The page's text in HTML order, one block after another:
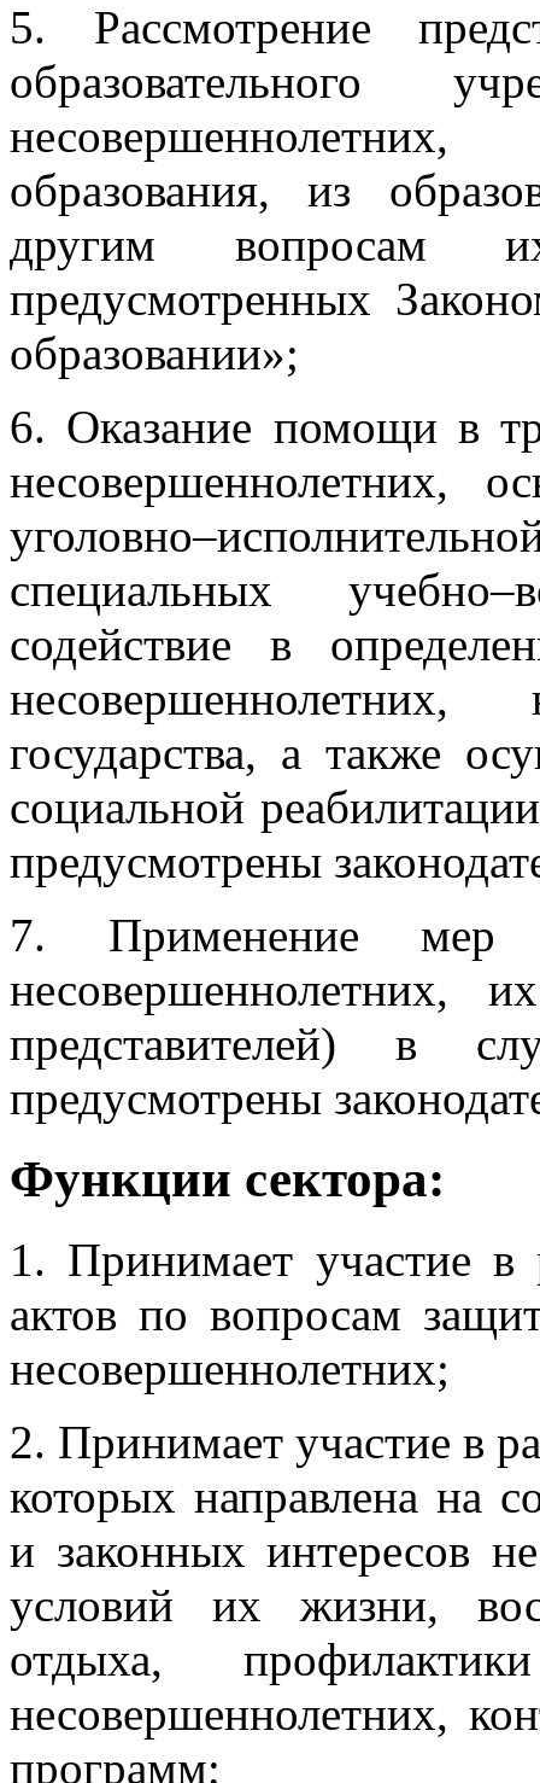
5. Рассмотрение
образовательного
образования, из
другим вопросам
предусмотренных
образовании»;
6. Оказание помощи в
несовершеннолетних,
специальных
содействие в
государства, а также
социальной
предусмотрены
7. Применение мер
несовершеннолетних,
представителей) в
предусмотрены
Функции сектора:
1. Принимает участие в
актов по вопросам
несовершеннолетних;
2. Принимает участие в
которых направлена на
и законных интересов
условий их жизни,
отдыха,
несовершеннолетних,
программ;